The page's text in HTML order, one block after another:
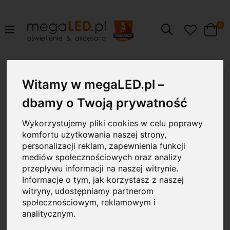
Witamy w megaLED.pl –
dbamy o Twoją prywatność
Wykorzystujemy pliki cookies w celu poprawy
komfortu użytkowania naszej strony,
personalizacji reklam, zapewnienia funkcji
mediów społecznościowych oraz analizy
przepływu informacji na naszej witrynie.
Informacje o tym, jak korzystasz z naszej
witryny, udostępniamy partnerom
społecznościowym, reklamowym i
analitycznym.
Szukaj Cart
0
koniec
galerii
18W